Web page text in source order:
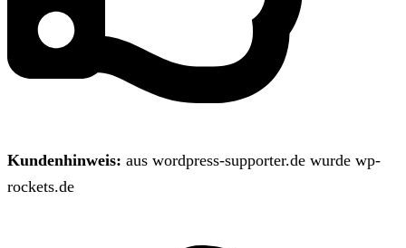
Kundenhinweis: aus wordpress-supporter.de wurde wp-
rockets.de